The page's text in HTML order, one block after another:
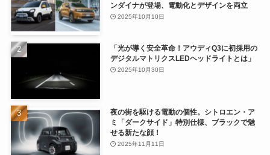
ンダイナが登場、電動化とデザインを両立
2025年10月10日
「光が導く安全革命！アウディQ3に初採用の
デジタルマトリクスLEDヘッドライトとは」
2025年10月30日
夜の街を駆ける電動の個性。シトロエン・ア
ミ「ダークサイド」特別仕様、ブラックで魅
せる新たな顔！
2025年11月11日